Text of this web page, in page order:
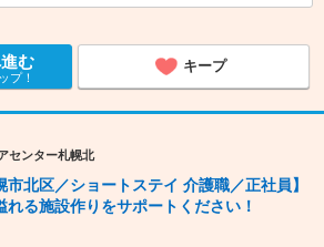
む
プ！
キープ
センター札幌北
市北区／ショートステイ 介護職／正社員】
れる施設作りをサポートください！